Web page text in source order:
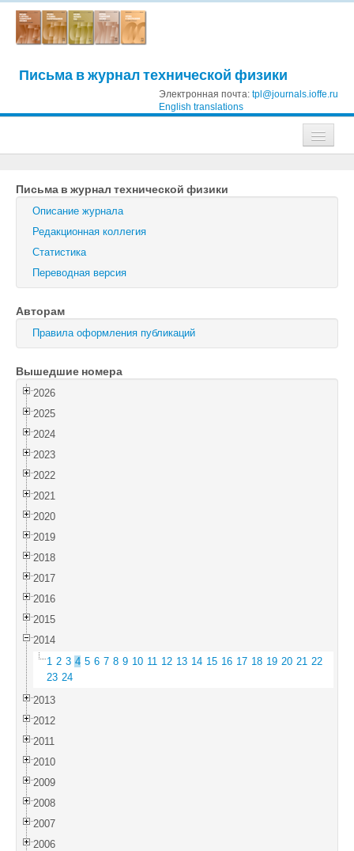
Письма в журнал технической физики
Электронная почта: tpl@journals.ioffe.ru
English translations
Журнал технической физики
Письма в Журнал технической физики
Физика твердого тела
Физика и техника полупроводников
Оптика и спектроскопия
Поиск
Войти
Письма в журнал технической физики
Описание журнала
Редакционная коллегия
Статистика
Переводная версия
Авторам
Правила оформления публикаций
Вышедшие номера
2026
2025
2024
2023
2022
2021
2020
2019
2018
2017
2016
2015
2014
1 2 3 4 5 6 7 8 9 10 11 12 13 14 15 16 17 18 19 20 21 22
23 24
2013
2012
2011
2010
2009
2008
2007
2006